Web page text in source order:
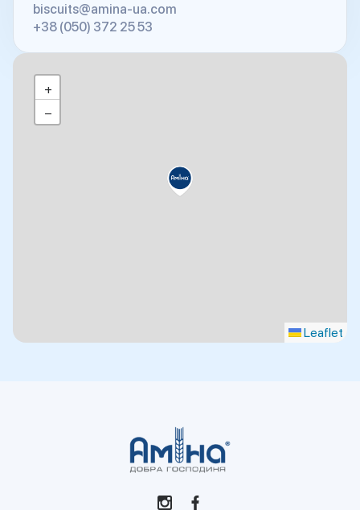
biscuits@amina-ua.com
+38 (050) 372 25 53
+
−
Leaflet